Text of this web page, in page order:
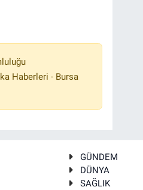
Haberleri - Bursa
GÜNDEM
DÜNYA
SAĞLIK